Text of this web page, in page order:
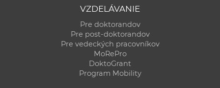
VZDELÁVANIE
Pre doktorandov
Pre post-doktorandov
Pre vedeckých pracovníkov
MoRePro
DoktoGrant
Program Mobility